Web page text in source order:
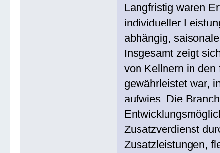
Langfristig waren
individueller
abhängig,
Insgesamt zeigt
von Kellnern in den
gewährleistet war,
aufwies. Die
Zusatzverdienst
Zusatzleistungen,